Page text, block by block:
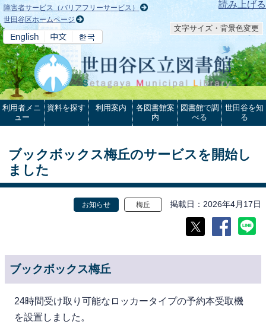
本文へ 読み上げる
障害者サービス（バリアフリーサービス）
世田谷区ホームページ
文字サイズ・背景色変更
利用者メニ
ュー
資料を探す 利用案内
各図書館案
内
図書館で調
べる
世田谷を知
る
ブックボックス梅丘のサービスを開始し
ました
お知らせ 梅丘 掲載日 2026年4月17日
ブックボックス梅丘
24時間受け取り可能なロッカータイプの予約本受取機
を設置しました。